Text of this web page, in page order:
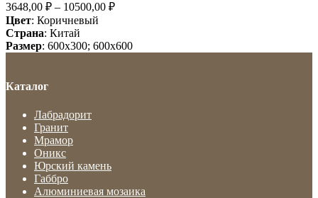
3648,00 ₽ – 10500,00 ₽
Цвет: Коричневый
Страна: Китай
Размер: 600x300; 600x600
Каталог
Лабрадорит
Гранит
Мрамор
Оникс
Юрский камень
Габбро
Алюминиевая мозаика